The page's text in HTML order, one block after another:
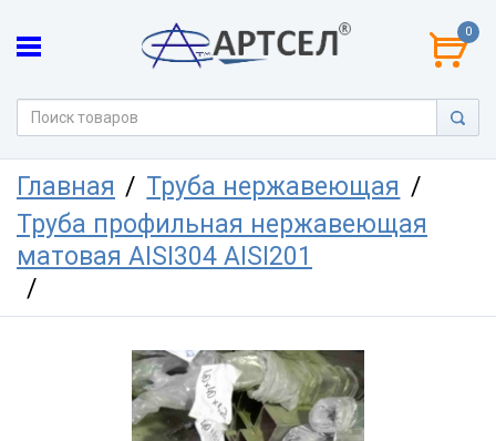
0
Главная
Труба нержавеющая
Труба профильная нержавеющая
матовая AISI304 AISI201